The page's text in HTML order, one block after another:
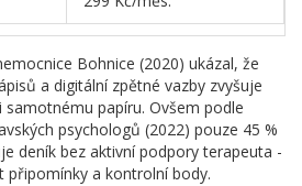
Bohnice (2020) ukázal, že
a digitální zpětné vazby zvyšuje
papíru. Ovšem podle
psychologů (2022) pouze 45 %
deník bez aktivní podpory terapeuta -
a kontrolní body.